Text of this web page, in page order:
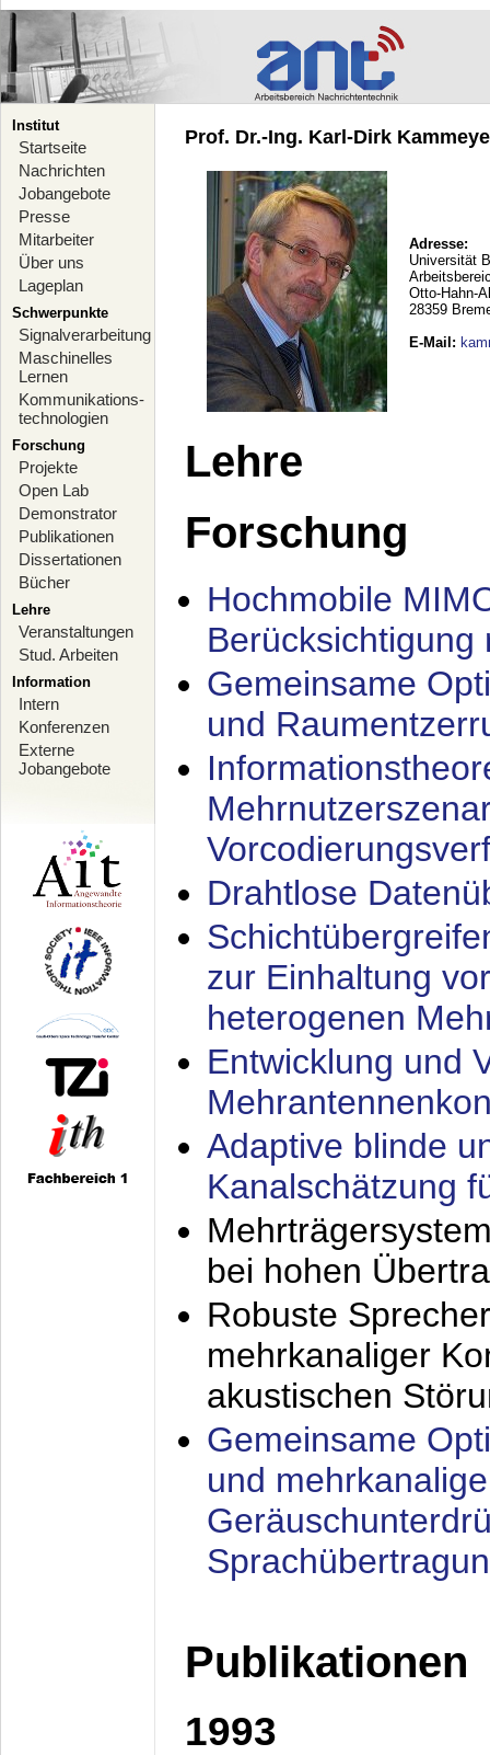
Institut
Startseite
Nachrichten
Jobangebote
Presse
Mitarbeiter
Über uns
Lageplan
Schwerpunkte
Signalverarbeitung
Maschinelles
Lernen
Kommunikations-
technologien
Forschung
Projekte
Open Lab
Demonstrator
Publikationen
Dissertationen
Bücher
Lehre
Veranstaltungen
Stud. Arbeiten
Information
Intern
Konferenzen
Externe
Jobangebote
Prof. Dr.-Ing. Karl-Dirk
Adresse:
Universität
Otto-Hahn-
28359
E-Mail :
Lehre
Forschung
Hochmobile
Berücksichtigung
Gemeinsame
und
Drahtlose
zur Einhaltung
heterogenen
Entwicklung und
Adaptive blinde
Kanalschätzung
bei hohen
Robuste
mehrkanaliger
akustischen
Gemeinsame
und
Publikationen
1993